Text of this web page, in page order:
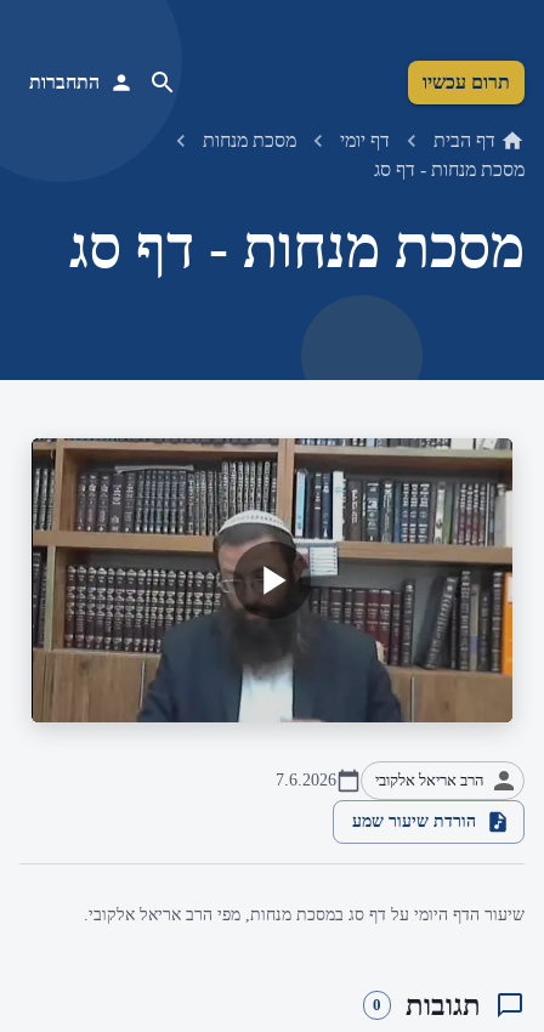
תרום עכשיו התחברות
דף הבית דף יומי
מסכת מנחות
מסכת מנחות - דף סג
מסכת מנחות - דף סג
הרב אריאל אלקובי 7.6.2026
הורדת שיעור שמע
שיעור הדף היומי על דף סג במסכת מנחות, מפי הרב אריאל אלקובי.
תגובות 0